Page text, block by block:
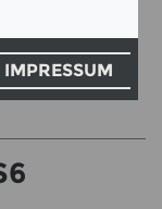
IMPRESSUM